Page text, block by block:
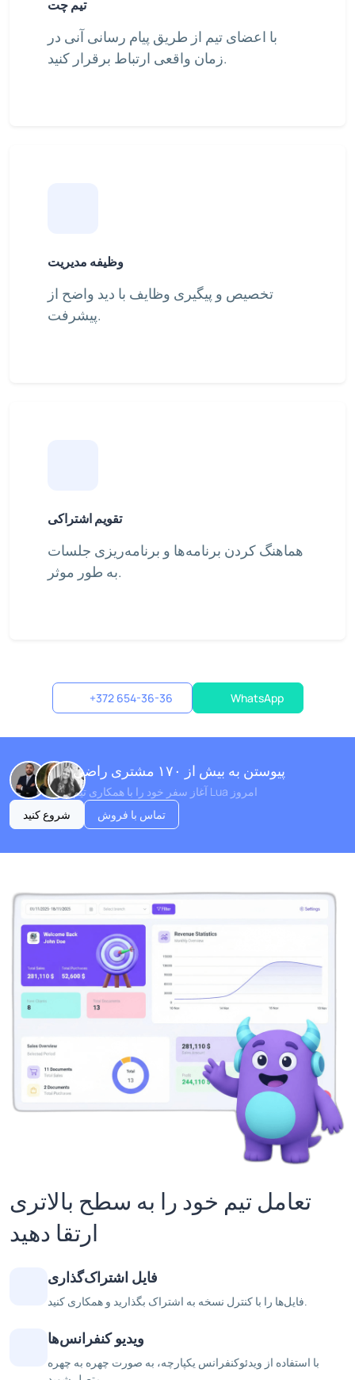
تیم چت
با اعضای تیم از طریق پیام رسانی آنی در
زمان واقعی ارتباط برقرار کنید.
وظیفه مدیریت
تخصیص و پیگیری وظایف با دید واضح از
پیشرفت.
تقویم اشتراکی
هماهنگ کردن برنامه‌ها و برنامه‌ریزی جلسات
به طور موثر.
+372 654-36-36 WhatsApp
پیوستن به بیش از ۱۷۰ مشتری راضی
آغاز سفر خود را با همکاری تیم Lua امروز
شروع کنید
تماس با فروش
تعامل تیم خود را به سطح بالاتری
ارتقا دهید
فایل اشتراک‌گذاری
فایل‌ها را با کنترل نسخه به اشتراک بگذارید و همکاری کنید.
ویدیو کنفرانس‌ها
با استفاده از ویدئوکنفرانس یکپارچه، به صورت چهره به چهره